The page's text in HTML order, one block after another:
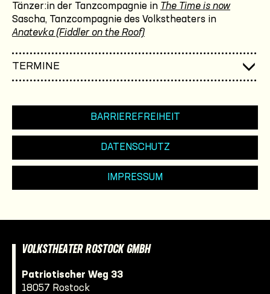
Tänzer:in der Tanzcompagnie in The Time is now
Sascha, Tanzcompagnie des Volkstheaters in
Anatevka (Fiddler on the Roof)
TERMINE
BARRIEREFREIHEIT
DATENSCHUTZ
IMPRESSUM
VOLKSTHEATER ROSTOCK GMBH
Patriotischer Weg 33
18057 Rostock